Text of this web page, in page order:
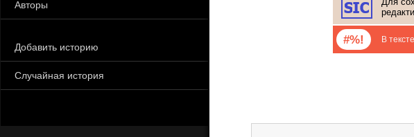
Авторы
Добавить историю
Случайная история
#%! В